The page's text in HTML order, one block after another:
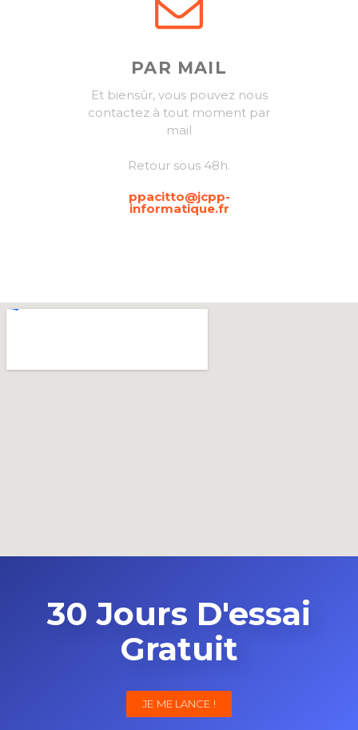
PAR MAIL
Et biensûr, vous pouvez nous
contactez à tout moment par
mail
Retour sous 48h.
ppacitto@jcpp-
informatique.fr
30 Jours D'essai
Gratuit
JE ME LANCE !